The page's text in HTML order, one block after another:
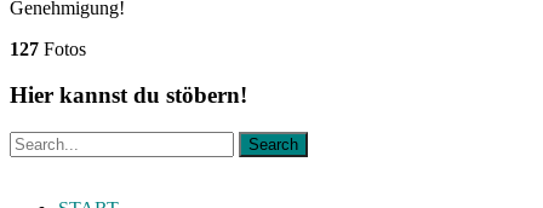
Genehmigung!
127 Fotos
Hier kannst du stöbern!